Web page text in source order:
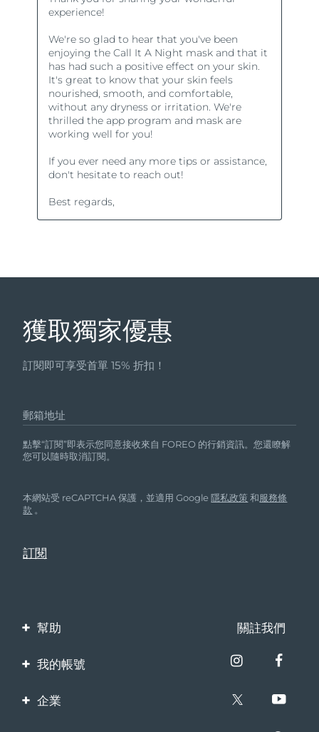
獲取獨家優惠
訂閱即可享受首單 15% 折扣！
郵箱地址
點擊“訂閱”即表示您同意接收來自 FOREO 的行銷資訊。您還瞭解
您可以隨時取消訂閱。
本網站受 reCAPTCHA 保護，並適用 Google隱私政策 和服務條
款 。
幫助
聯繫我們
保修與退換貨
關註我們
我的帳號
產品註冊
企業